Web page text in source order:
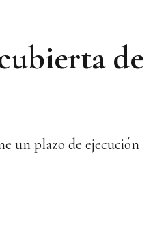
de
un plazo de ejecución